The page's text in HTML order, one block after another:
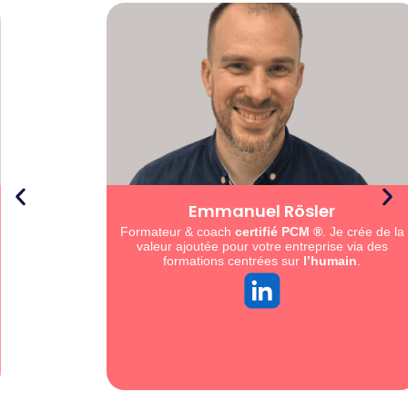
Emmanuel Rösler
Formateur & coachcertifié PCM ®️. Je crée de la
valeur ajoutée pour votre entreprise via des
formations centrées surl’humain.